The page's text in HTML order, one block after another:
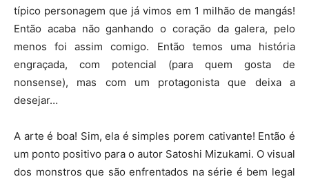
típico personagem que já vimos em 1 milhão de mangás!
Então acaba não ganhando o coração da galera, pelo
menos foi assim comigo. Então temos uma história
engraçada, com potencial (para quem gosta de
nonsense), mas com um protagonista que deixa a
desejar…
A arte é boa! Sim, ela é simples porem cativante! Então é
um ponto positivo para o autor Satoshi Mizukami. O visual
dos monstros que são enfrentados na série é bem legal